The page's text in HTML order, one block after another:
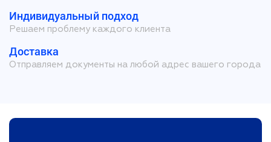
Индивидуальный подход
Решаем проблему каждого клиента
Доставка
Отправляем документы на любой адрес вашего города